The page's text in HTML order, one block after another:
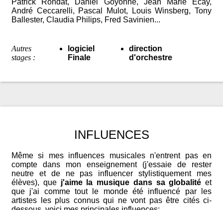
André Ceccarelli, Pascal Mulot, Louis Winsberg, Tony
Ballester, Claudia Philips, Fred Savinien...
Autres
stages :
logiciel
Finale
direction
d'orchestre
INFLUENCES
Même si mes influences musicales n'entrent pas en
compte dans mon enseignement (j'essaie de rester
neutre et de ne pas influencer stylistiquement mes
élèves), que j'aime la musique dans sa globalité et
que j'ai comme tout le monde été influencé par les
artistes les plus connus qui ne vont pas être cités ci-